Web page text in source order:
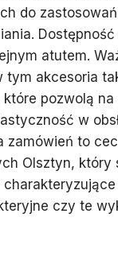
do
Dostępność
atutem.
akcesoria
pozwolą
w
zamówień to
Olsztyn, który
czy te